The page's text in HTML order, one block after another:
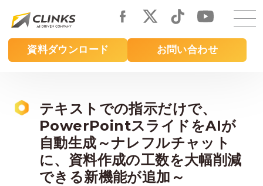
main
content
資料ダウンロード お問い合わせ
テキストでの指示だけで、
PowerPointスライドをAIが
自動生成～ナレフルチャット
に、資料作成の工数を大幅削減
できる新機能が追加～